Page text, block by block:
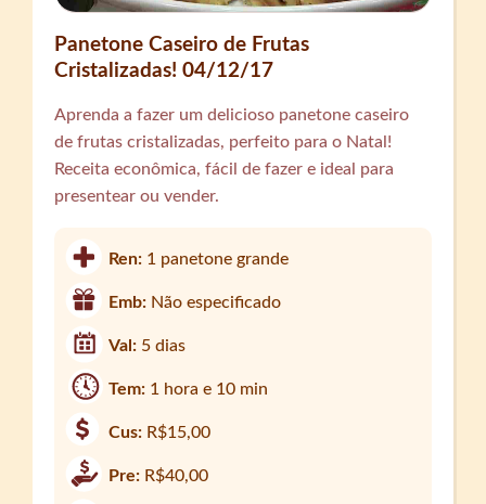
Panetone Caseiro de Frutas
Cristalizadas! 04/12/17
Aprenda a fazer um delicioso panetone caseiro
de frutas cristalizadas, perfeito para o Natal!
Receita econômica, fácil de fazer e ideal para
presentear ou vender.
Ren: 1 panetone grande
Emb: Não especificado
Val: 5 dias
Tem: 1 hora e 10 min
Cus: R$15,00
Pre: R$40,00